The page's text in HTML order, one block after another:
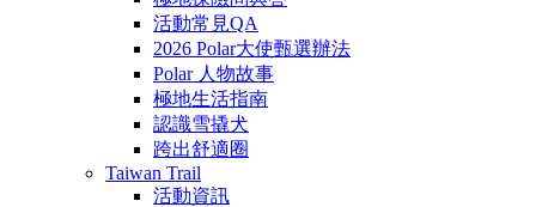
活動常見QA
2026 Polar大使甄選辦法
Polar 人物故事
極地生活指南
認識雪撬犬
跨出舒適圈
Taiwan Trail
活動資訊